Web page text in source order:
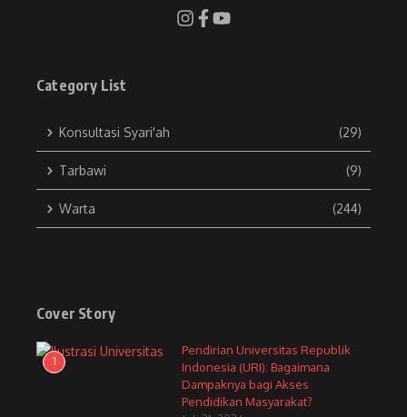
Category List
Konsultasi Syari'ah (29)
Tarbawi (9)
Warta (244)
Cover Story
1
Pendirian Universitas Republik
Indonesia (URI): Bagaimana
Dampaknya bagi Akses
Pendidikan Masyarakat?